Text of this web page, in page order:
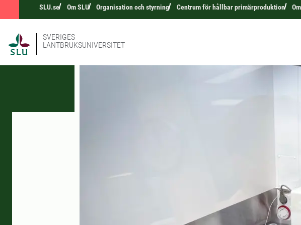
SLU.se Om SLU Organisation och styrning Centrum för hållbar primärproduktion
SVERIGES
LANTBRUKSUNIVERSITET